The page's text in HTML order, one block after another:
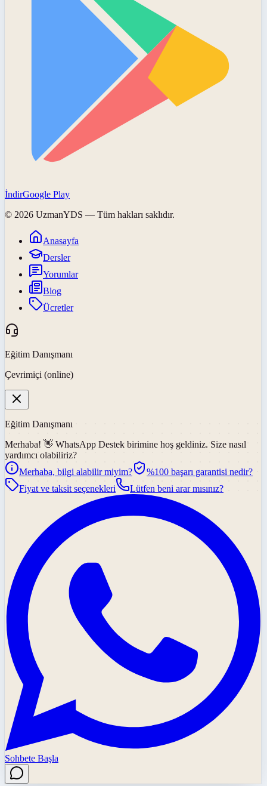
İndirGoogle Play
© 2026 UzmanYDS — Tüm hakları saklıdır.
Anasayfa
Dersler
Yorumlar
Blog
Ücretler
Eğitim Danışmanı
Çevrimiçi (online)
Eğitim Danışmanı
Merhaba! 👋 WhatsApp Destek birimine hoş geldiniz. Size nasıl
yardımcı olabiliriz?
Merhaba, bilgi alabilir miyim?
%100 başarı garantisi nedir?
Fiyat ve taksit seçenekleri
Lütfen beni arar mısınız?
Sohbete Başla